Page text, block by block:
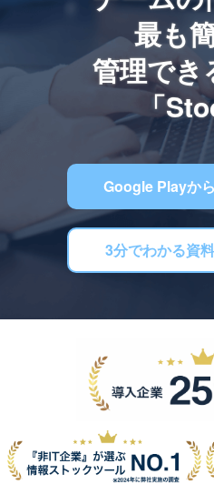
最も
管理でき
「
Google Playか
3分でわかる資